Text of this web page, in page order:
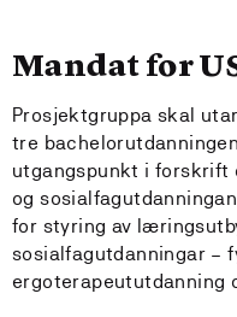
Mandat for
Prosjektgruppa skal
tre
utgangspunkt i forskrift
og
for styring av
sosialfagutdanningar –
ergoterapeututdanning